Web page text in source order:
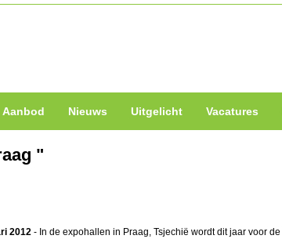
Aanbod Nieuws Uitgelicht Vacatures
"
2012 - In de expohallen in Praag, Tsjechië wordt dit jaar voor de